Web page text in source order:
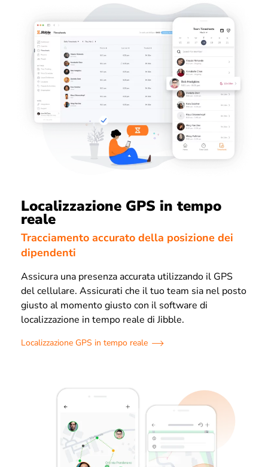
Localizzazione GPS in tempo
reale
Tracciamento accurato della posizione dei
dipendenti
Assicura una presenza accurata utilizzando il GPS
del cellulare. Assicurati che il tuo team sia nel posto
giusto al momento giusto con il software di
localizzazione in tempo reale di Jibble.
Localizzazione GPS in tempo reale